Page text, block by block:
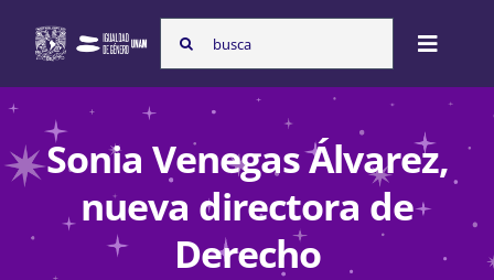
content
Search
for:
Toggle
Nosotras
Sonia Venegas Álvarez,
nueva directora de
Derecho